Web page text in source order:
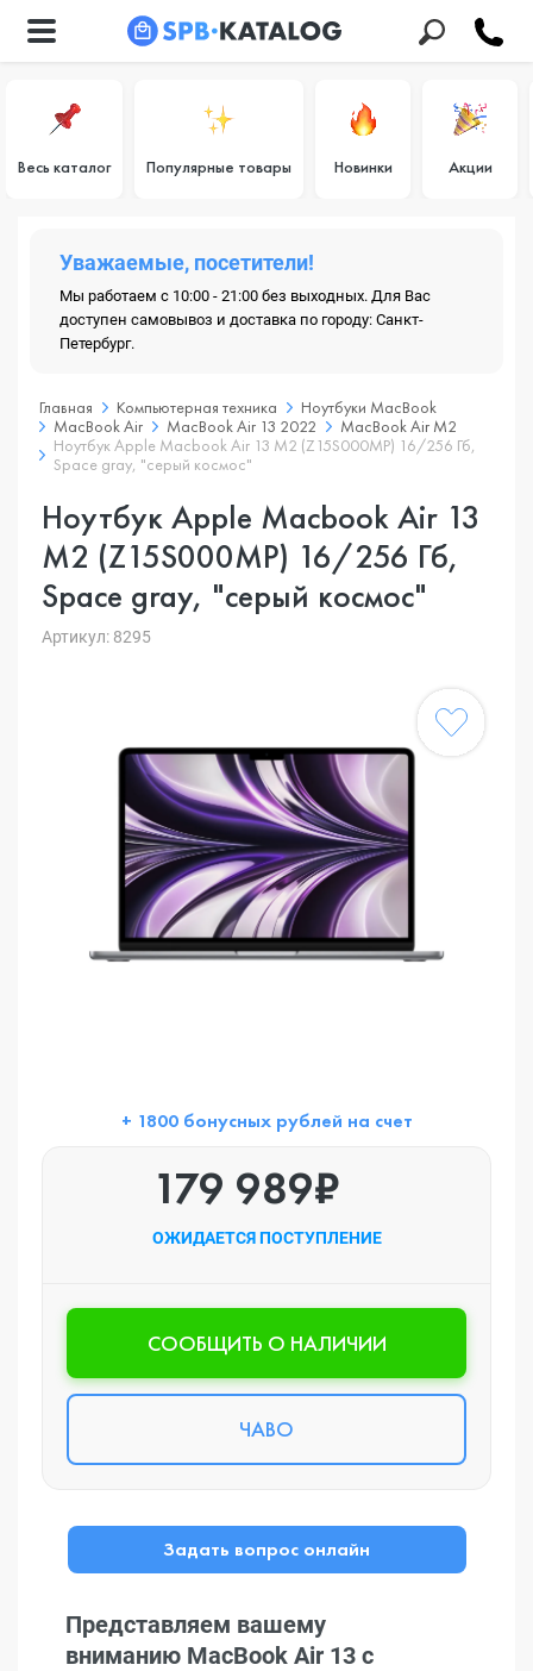
Весь каталог Популярные товары Новинки Акции
Уважаемые, посетители!
Мы работаем с 10:00 - 21:00 без выходных. Для Вас
доступен самовывоз и доставка по городу: Санкт-
Петербург.
Главная Компьютерная техника
Ноутбуки MacBook
MacBook Air
MacBook Air 13 2022
MacBook Air M2
Ноутбук Apple Macbook Air 13 M2 (Z15S000MP) 16/256 Гб,
Space gray, "серый космос"
Ноутбук Apple Macbook Air 13
M2 (Z15S000MP) 16/256 Гб,
Space gray, "серый космос"
Артикул: 8295
+ 1800 бонусных рублей на счет
179 989₽
ОЖИДАЕТСЯ ПОСТУПЛЕНИЕ
CООБЩИТЬ О НАЛИЧИИ
ЧАВО
Задать вопрос онлайн
Представляем вашему
вниманию MacBook Air 13 с